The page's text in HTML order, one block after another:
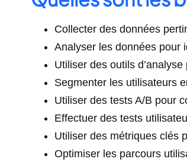
Collecter des données
Analyser les données pour
Utiliser des outils
Segmenter les utilisateurs
Utiliser des tests A/B pour
Effectuer des tests
Utiliser des métriques clés
Optimiser les parcours